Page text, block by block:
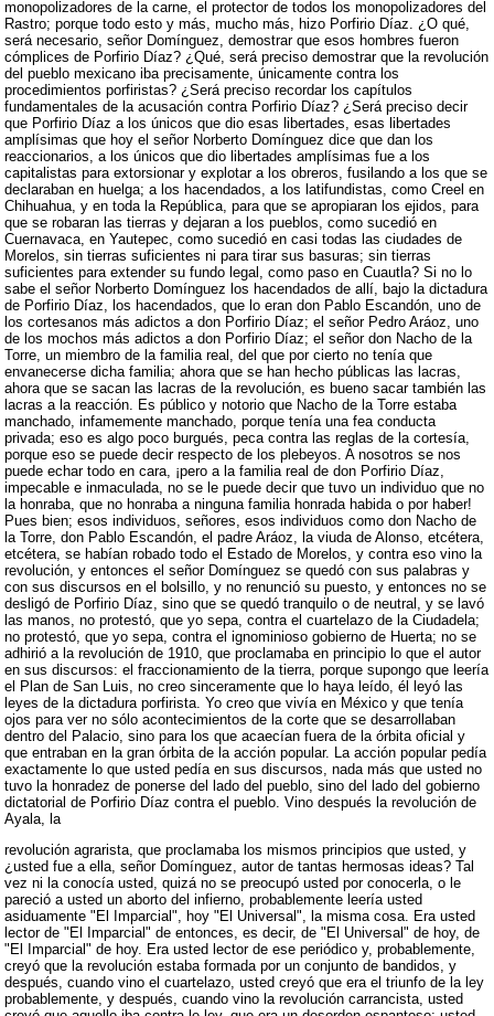
monopolizadores de la carne, el protector de todos los monopolizadores del
Rastro; porque todo esto y más, mucho más, hizo Porfirio Díaz. ¿O qué,
será necesario, señor Domínguez, demostrar que esos hombres fueron
cómplices de Porfirio Díaz? ¿Qué, será preciso demostrar que la revolución
del pueblo mexicano iba precisamente, únicamente contra los
procedimientos porfiristas? ¿Será preciso recordar los capítulos
fundamentales de la acusación contra Porfirio Díaz? ¿Será preciso decir
que Porfirio Díaz a los únicos que dio esas libertades, esas libertades
amplísimas que hoy el señor Norberto Domínguez dice que dan los
reaccionarios, a los únicos que dio libertades amplísimas fue a los
capitalistas para extorsionar y explotar a los obreros, fusilando a los que se
declaraban en huelga; a los hacendados, a los latifundistas, como Creel en
Chihuahua, y en toda la República, para que se apropiaran los ejidos, para
que se robaran las tierras y dejaran a los pueblos, como sucedió en
Cuernavaca, en Yautepec, como sucedió en casi todas las ciudades de
Morelos, sin tierras suficientes ni para tirar sus basuras; sin tierras
suficientes para extender su fundo legal, como paso en Cuautla? Si no lo
sabe el señor Norberto Domínguez los hacendados de allí, bajo la dictadura
de Porfirio Díaz, los hacendados, que lo eran don Pablo Escandón, uno de
los cortesanos más adictos a don Porfirio Díaz; el señor Pedro Aráoz, uno
de los mochos más adictos a don Porfirio Díaz; el señor don Nacho de la
Torre, un miembro de la familia real, del que por cierto no tenía que
envanecerse dicha familia; ahora que se han hecho públicas las lacras,
ahora que se sacan las lacras de la revolución, es bueno sacar también las
lacras a la reacción. Es público y notorio que Nacho de la Torre estaba
manchado, infamemente manchado, porque tenía una fea conducta
privada; eso es algo poco burgués, peca contra las reglas de la cortesía,
porque eso se puede decir respecto de los plebeyos. A nosotros se nos
puede echar todo en cara, ¡pero a la familia real de don Porfirio Díaz,
impecable e inmaculada, no se le puede decir que tuvo un individuo que no
la honraba, que no honraba a ninguna familia honrada habida o por haber!
Pues bien; esos individuos, señores, esos individuos como don Nacho de
la Torre, don Pablo Escandón, el padre Aráoz, la viuda de Alonso, etcétera,
etcétera, se habían robado todo el Estado de Morelos, y contra eso vino la
revolución, y entonces el señor Domínguez se quedó con sus palabras y
con sus discursos en el bolsillo, y no renunció su puesto, y entonces no se
desligó de Porfirio Díaz, sino que se quedó tranquilo o de neutral, y se lavó
las manos, no protestó, que yo sepa, contra el cuartelazo de la Ciudadela;
no protestó, que yo sepa, contra el ignominioso gobierno de Huerta; no se
adhirió a la revolución de 1910, que proclamaba en principio lo que el autor
en sus discursos: el fraccionamiento de la tierra, porque supongo que leería
el Plan de San Luis, no creo sinceramente que lo haya leído, él leyó las
leyes de la dictadura porfirista. Yo creo que vivía en México y que tenía
ojos para ver no sólo acontecimientos de la corte que se desarrollaban
dentro del Palacio, sino para los que acaecían fuera de la órbita oficial y
que entraban en la gran órbita de la acción popular. La acción popular pedía
exactamente lo que usted pedía en sus discursos, nada más que usted no
tuvo la honradez de ponerse del lado del pueblo, sino del lado del gobierno
dictatorial de Porfirio Díaz contra el pueblo. Vino después la revolución de
Ayala, la
revolución agrarista, que proclamaba los mismos principios que usted, y
¿usted fue a ella, señor Domínguez, autor de tantas hermosas ideas? Tal
vez ni la conocía usted, quizá no se preocupó usted por conocerla, o le
pareció a usted un aborto del infierno, probablemente leería usted
asiduamente "El Imparcial", hoy "El Universal", la misma cosa. Era usted
lector de "El Imparcial" de entonces, es decir, de "El Universal" de hoy, de
"El Imparcial" de hoy. Era usted lector de ese periódico y, probablemente,
creyó que la revolución estaba formada por un conjunto de bandidos, y
después, cuando vino el cuartelazo, usted creyó que era el triunfo de la ley
probablemente, y después, cuando vino la revolución carrancista, usted